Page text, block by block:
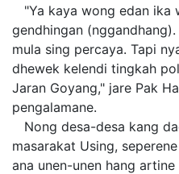
"Ya kaya wong edan ika
gendhingan
mula sing percaya. Tapi
dhewek kelendi tingkah
Jaran Goyang," jare Pak
pengalamane.
Nong desa-desa kang
masarakat Using,
ana unen-unen hang